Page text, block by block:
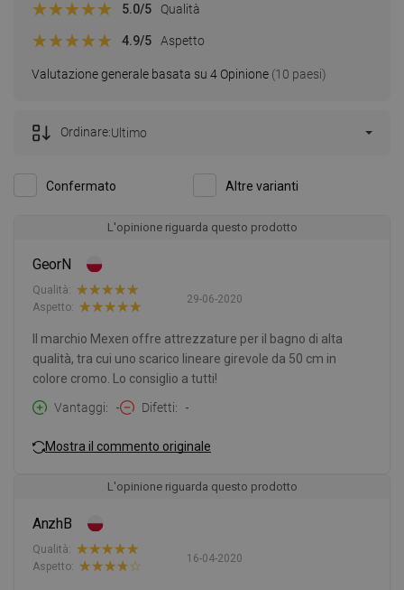
Valutazione generale basata su 4 Opinione (10 paesi)
5.0/5 Qualità
4.9/5 Aspetto
Confermato Altre varianti
Ordinare:Ultimo
L'opinione riguarda questo prodotto
GeorN
29-06-2020
Qualità:
Aspetto:
Il marchio Mexen offre attrezzature per il bagno di alta
qualità, tra cui uno scarico lineare girevole da 50 cm in
colore cromo. Lo consiglio a tutti!
Vantaggi
- Difetti -
Mostra il commento originale
L'opinione riguarda questo prodotto
AnzhB
16-04-2020
Qualità:
Aspetto: